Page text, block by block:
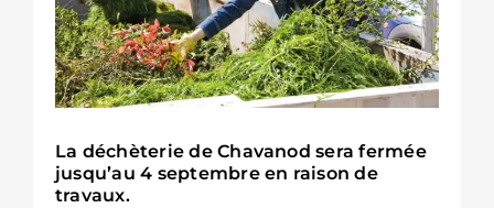
La déchèterie de Chavanod sera fermée
jusqu’au 4 septembre en raison de
travaux.